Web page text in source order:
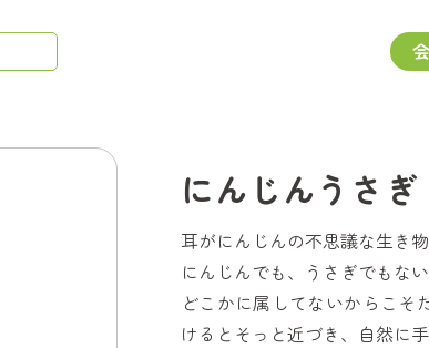
にんじんうさぎ
耳がにんじんの不思議な生き
にんじんでも、うさぎでもな
どこかに属してないからこ
けるとそっと近づき、自然に